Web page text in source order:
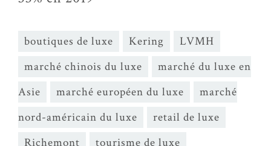
boutiques de luxe Kering
LVMH
marché chinois du luxe
marché du luxe en
Asie
marché européen du luxe
marché
nord-américain du luxe
retail de luxe
Richemont
tourisme de luxe